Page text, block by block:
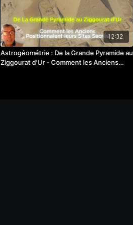
12:32
Astrogéométrie : De la Grande Pyramide au
Ziggourat d'Ur - Comment les Anciens